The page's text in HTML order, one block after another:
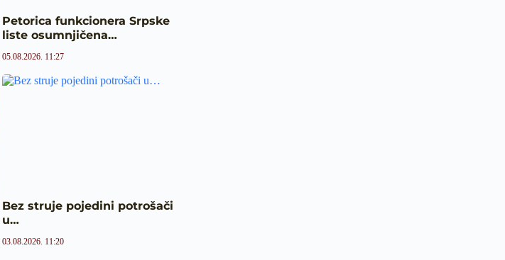
Petorica funkcionera Srpske
liste osumnjičena…
05.08.2026. 11:27
Bez struje pojedini potrošači
u…
03.08.2026. 11:20